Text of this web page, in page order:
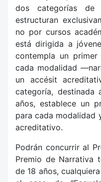
dos categorías
estructuran
no por cursos
está dirigida a
contempla un
cada modalidad
un accésit
categoría, destinada
años, establece un
para cada modalidad
acreditativo.
Podrán concurrir al
Premio de Narrativa
de 18 años,